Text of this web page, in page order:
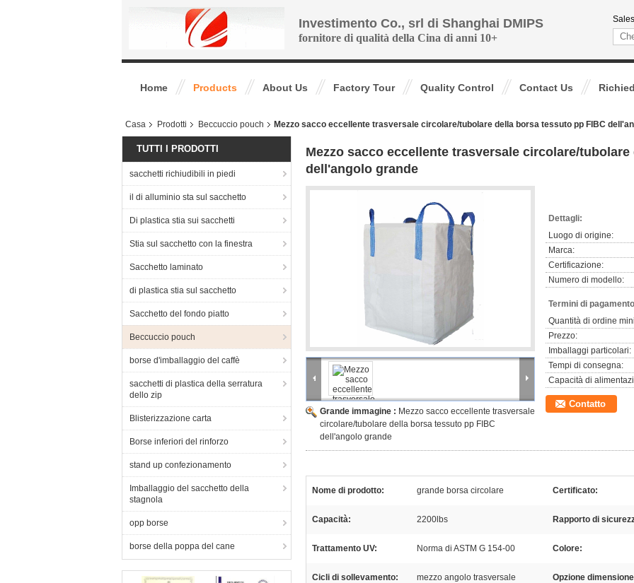
Investimento Co., srl di Shanghai DMIPS
fornitore di qualità della Cina di anni 10+
Home Products About Us Factory Tour Quality Control Contact Us
Casa Prodotti Beccuccio pouch Mezzo sacco eccellente trasversale circolare/tubolare della borsa tessuto pp FIBC
TUTTI I PRODOTTI
sacchetti richiudibili in piedi
il di alluminio sta sul sacchetto
Di plastica stia sui sacchetti
Stia sul sacchetto con la finestra
Sacchetto laminato
di plastica stia sul sacchetto
Sacchetto del fondo piatto
Beccuccio pouch
borse d'imballaggio del caffè
sacchetti di plastica della serratura
dello zip
Blisterizzazione carta
Borse inferiori del rinforzo
stand up confezionamento
Imballaggio del sacchetto della
stagnola
opp borse
borse della poppa del cane
Mezzo sacco eccellente trasversale circolare/
dell'angolo grande
Grande immagine : Mezzo sacco eccellente trasversale
circolare/tubolare della borsa tessuto pp FIBC
dell'angolo grande
Dettagli:
Luogo di origine:
Marca:
Certificazione:
Numero di modello:
Termini di
Quantità di ordine
Prezzo:
Imballaggi particolari:
Tempi di consegna:
Capacità di
Contatto
Nome di prodotto: grande borsa circolare Certificato:
Capacità: 2200lbs Rapporto di
Trattamento UV: Norma di ASTM G 154-00 Colore:
Cicli di sollevamento: mezzo angolo trasversale Opzione